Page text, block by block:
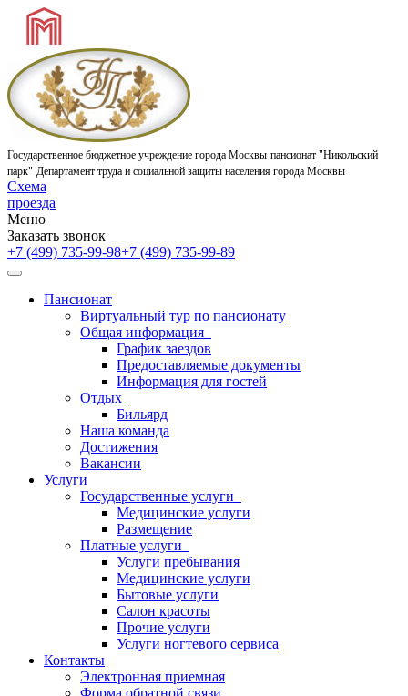
Государственное бюджетное учреждение города Москвы пансионат "Никольский
парк" Департамент труда и социальной защиты населения города Москвы
Схема
проезда
Меню
Заказать звонок
+7 (499) 735-99-98+7 (499) 735-99-89
Пансионат
Виртуальный тур по пансионату
Общая информация
График заездов
Предоставляемые документы
Информация для гостей
Отдых
Бильярд
Наша команда
Достижения
Вакансии
Услуги
Государственные услуги
Медицинские услуги
Размещение
Платные услуги
Услуги пребывания
Медицинские услуги
Бытовые услуги
Салон красоты
Прочие услуги
Услуги ногтевого сервиса
Контакты
Электронная приемная